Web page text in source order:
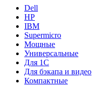
Dell
HP
IBM
Supermicro
Мощные
Универсальные
Для 1С
Для бэкапа и видео
Компактные